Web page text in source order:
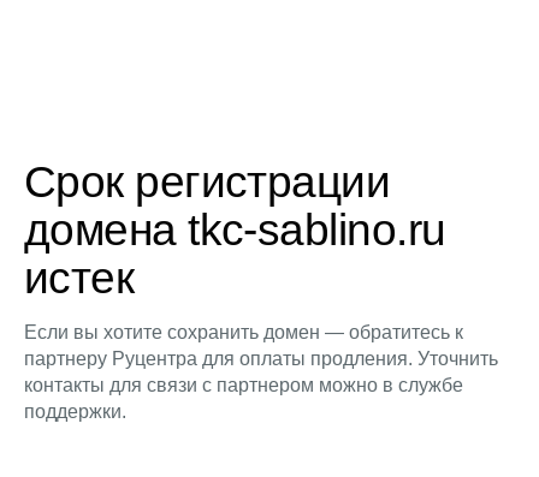
Срок регистрации
домена tkc-sablino.ru
истек
Если вы хотите сохранить домен — обратитесь к
партнеру Руцентра для оплаты продления. Уточнить
контакты для связи с партнером можно в службе
поддержки.